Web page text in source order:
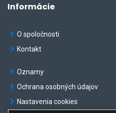
Informácie
O spoločnosti
Kontakt
Oznamy
Ochrana osobných údajov
Nastavenia cookies